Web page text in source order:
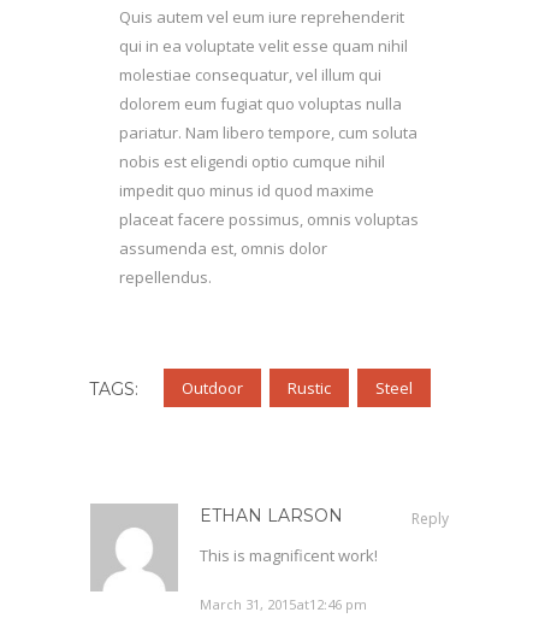
Quis autem vel eum iure reprehenderit
qui in ea voluptate velit esse quam nihil
molestiae consequatur, vel illum qui
dolorem eum fugiat quo voluptas nulla
pariatur. Nam libero tempore, cum soluta
nobis est eligendi optio cumque nihil
impedit quo minus id quod maxime
placeat facere possimus, omnis voluptas
assumenda est, omnis dolor
repellendus.
TAGS: Outdoor Rustic Steel
ETHAN LARSON Reply
This is magnificent work!
March 31, 2015at12:46 pm